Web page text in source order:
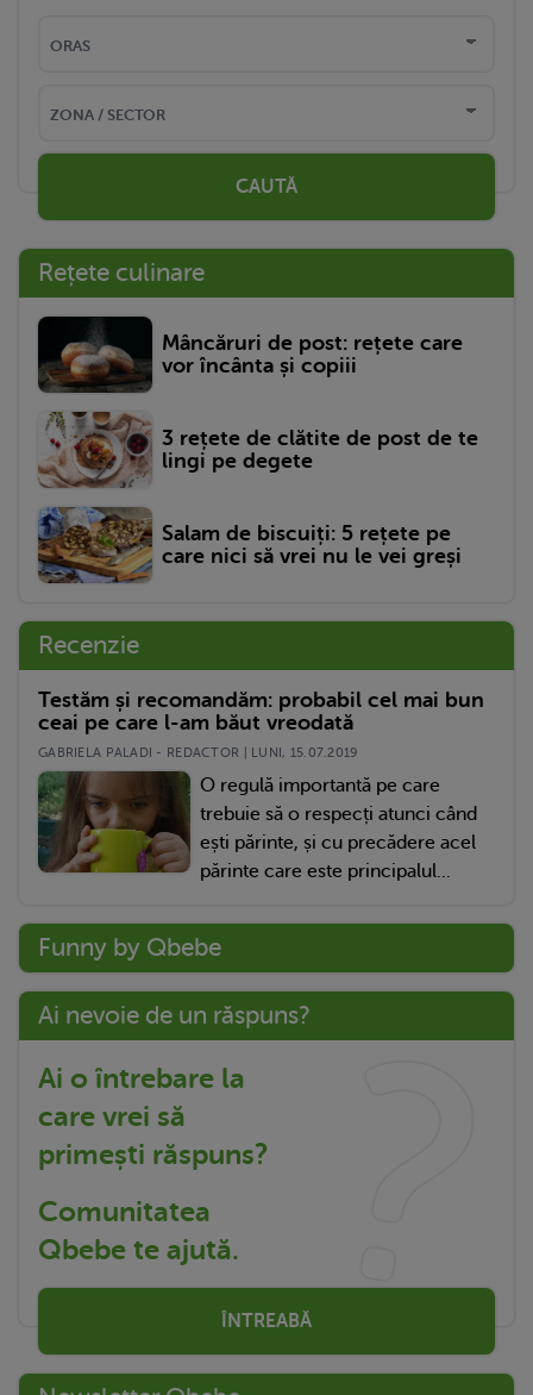
CAUTĂ
Rețete culinare
Mâncăruri de post: rețete care
vor încânta și copiii
3 rețete de clătite de post de te
lingi pe degete
Salam de biscuiți: 5 rețete pe
care nici să vrei nu le vei greși
Recenzie
Testăm și recomandăm: probabil cel mai bun
ceai pe care l-am băut vreodată
GABRIELA PALADI - REDACTOR | LUNI, 15.07.2019
O regulă importantă pe care
trebuie să o respecți atunci când
ești părinte, și cu precădere acel
părinte care este principalul...
Funny by Qbebe
Ai nevoie de un răspuns?
Ai o întrebare la
care vrei să
primești răspuns?
Comunitatea
Qbebe te ajută.
ÎNTREABĂ